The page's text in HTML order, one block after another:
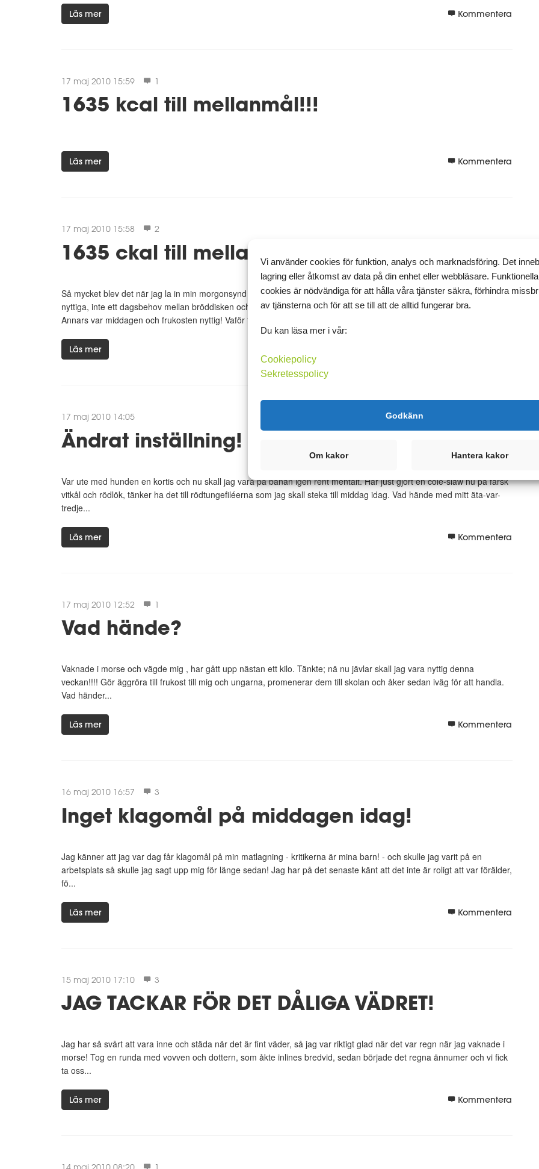
Läs mer Kommentera
17 maj 2010 15:59 1
1635 kcal till mellanmål!!!
Läs mer Kommentera
17 maj 2010 15:58 2
1635 ckal till mellanmål!!!
Så mycket blev det när jag la in min morgonsynd i matdagboken. Jag har för mig att mellanmål skall vara små och
nyttiga, inte ett dagsbehov mellan bröddisken och kassan...
Annars var middagen och frukosten nyttig! Vaför finns det kakor?
Läs mer
17 maj 2010 14:05
Ändrat inställning!
Var ute med hunden en kortis och nu skall jag vara på banan igen rent mentalt. Har just gjort en cole-slaw nu på färsk
vitkål och rödlök, tänker ha det till rödtungefiléerna som jag skall steka till middag idag. Vad hände med mitt äta-var-
tredje...
Läs mer Kommentera
17 maj 2010 12:52 1
Vad hände?
Vaknade i morse och vägde mig , har gått upp nästan ett kilo. Tänkte; nä nu jävlar skall jag vara nyttig denna
veckan!!!! Gör äggröra till frukost till mig och ungarna, promenerar dem till skolan och åker sedan iväg för att handla.
Vad händer...
Läs mer Kommentera
16 maj 2010 16:57 3
Inget klagomål på middagen idag!
Jag känner att jag var dag får klagomål på min matlagning - kritikerna är mina barn! - och skulle jag varit på en
arbetsplats så skulle jag sagt upp mig för länge sedan! Jag har på det senaste känt att det inte är roligt att var förälder,
fö...
Läs mer Kommentera
15 maj 2010 17:10 3
JAG TACKAR FÖR DET DÅLIGA VÄDRET!
Jag har så svårt att vara inne och städa när det är fint väder, så jag var riktigt glad när det var regn när jag vaknade i
morse! Tog en runda med vovven och dottern, som åkte inlines bredvid, sedan började det regna ännumer och vi fick
ta oss...
Läs mer Kommentera
Vi använder cookies för funktion, analys och marknadsföring. Det
lagring eller åtkomst av data på din enhet eller webbläsare. Funktionella
cookies är nödvändiga för att hålla våra tjänster säkra, förhindra
av tjänsterna och för att se till att de alltid fungerar bra.
Du kan läsa mer i vår:
Cookiepolicy
Sekretesspolicy
Godkänn
Om kakor Hantera kakor